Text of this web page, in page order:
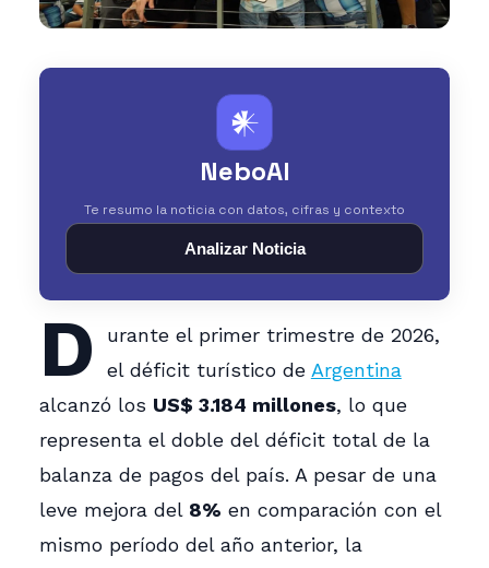
𒀭
NeboAI
Te resumo la noticia con datos, cifras y contexto
Analizar Noticia
D
urante el primer trimestre de 2026,
el déficit turístico de Argentina
alcanzó los US$ 3.184 millones, lo que
representa el doble del déficit total de la
balanza de pagos del país. A pesar de una
leve mejora del 8% en comparación con el
mismo período del año anterior, la